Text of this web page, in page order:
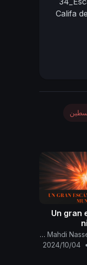
Califa
Un gran
Canal Oficial Del Imam Al Mahdi Nasser Mohammed
•
2024/10/04